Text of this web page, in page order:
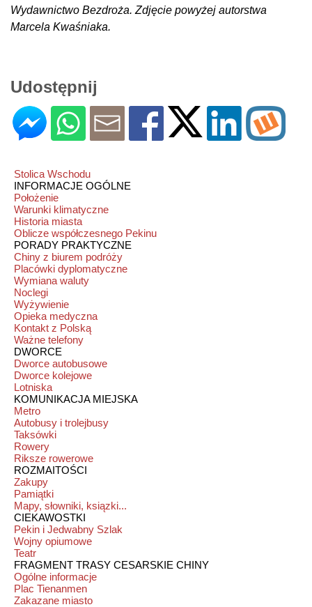
Wydawnictwo Bezdroża. Zdjęcie powyżej autorstwa
Marcela Kwaśniaka.
Udostępnij
Stolica Wschodu
INFORMACJE OGÓLNE
Położenie
Warunki klimatyczne
Historia miasta
Oblicze współczesnego Pekinu
PORADY PRAKTYCZNE
Chiny z biurem podróży
Placówki dyplomatyczne
Wymiana waluty
Noclegi
Wyżywienie
Opieka medyczna
Kontakt z Polską
Ważne telefony
DWORCE
Dworce autobusowe
Dworce kolejowe
Lotniska
KOMUNIKACJA MIEJSKA
Metro
Autobusy i trolejbusy
Taksówki
Rowery
Riksze rowerowe
ROZMAITOŚCI
Zakupy
Pamiątki
Mapy, słowniki, ksiązki...
CIEKAWOSTKI
Pekin i Jedwabny Szlak
Wojny opiumowe
Teatr
FRAGMENT TRASY CESARSKIE CHINY
Ogólne informacje
Plac Tienanmen
Zakazane miasto